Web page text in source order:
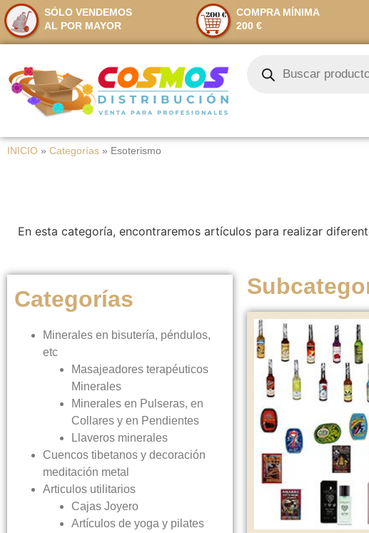
SÓLO VENDEMOS
AL POR MAYOR
COMPRA MÍNIMA
200 €
INICIO » Categorías » Esoterismo
En esta categoría, encontraremos artículos para realizar
Categorías
Minerales en bisutería, péndulos,
etc
Masajeadores terapéuticos
Minerales
Minerales en Pulseras, en
Collares y en Pendientes
Llaveros minerales
Cuencos tibetanos y decoración
meditación metal
Articulos utilitarios
Cajas Joyero
Artículos de yoga y pilates